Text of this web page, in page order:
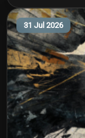
31 Jul 2026